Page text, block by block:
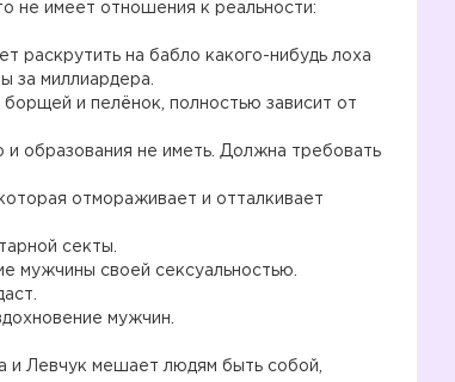
не имеет отношения к реальности:
раскрутить на бабло какого-нибудь лоха
за миллиардера.
и пелёнок, полностью зависит от
образования не иметь. Должна требовать
отмораживает и отталкивает
секты.
мужчины своей сексуальностью.
мужчин.
и Левчук мешает людям быть собой,